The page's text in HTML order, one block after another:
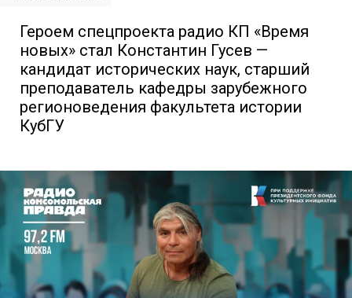
Героем спецпроекта радио КП «Время
новых» стал Константин Гусев —
кандидат исторических наук, старший
преподаватель кафедры зарубежного
регионоведения факультета истории
КубГУ